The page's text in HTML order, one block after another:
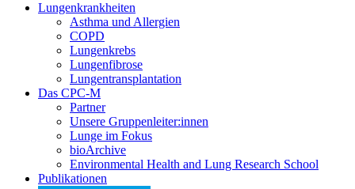
Lungenkrankheiten
Asthma und Allergien
COPD
Lungenkrebs
Lungenfibrose
Lungentransplantation
Das CPC-M
Partner
Unsere Gruppenleiter:innen
Lunge im Fokus
bioArchive
Environmental Health and Lung Research School
Publikationen